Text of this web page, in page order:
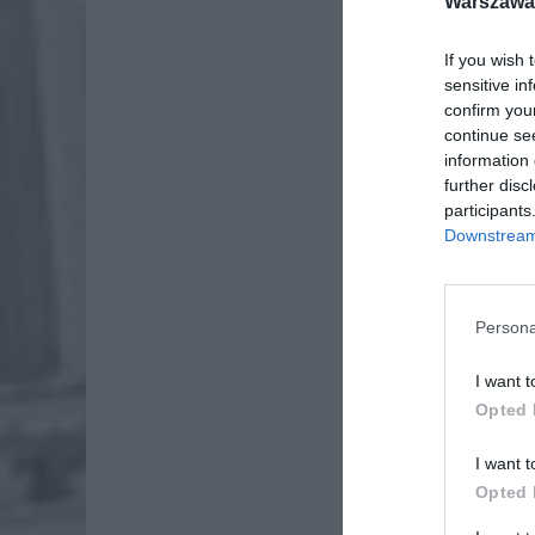
If you wish
sensitive
confirm
continue
information
further
I want
Opted
I want
Opted